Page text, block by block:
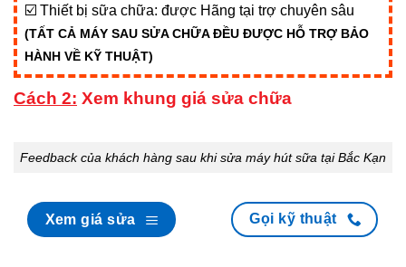
☑️ Thiết bị sữa chữa: được Hãng tại trợ chuyên sâu
(TẤT CẢ MÁY SAU SỬA CHỮA ĐỀU ĐƯỢC HỖ TRỢ BẢO
HÀNH VỀ KỸ THUẬT)
Cách 2: Xem khung giá sửa chữa
Feedback của khách hàng sau khi sửa máy hút sữa tại Bắc Kạn
Xem giá sửa Gọi kỹ thuật